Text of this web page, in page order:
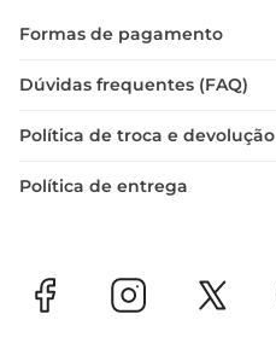
Formas de pagamento
Dúvidas frequentes (FAQ)
Política de troca e devolução
Política de entrega